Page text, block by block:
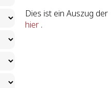
Dies ist ein Auszug
hier .